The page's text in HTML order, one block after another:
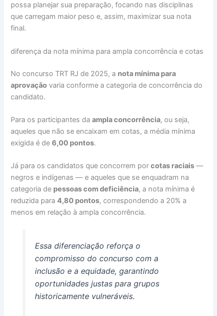
possa planejar sua preparação, focando nas disciplinas
que carregam maior peso e, assim, maximizar sua nota
final.
diferença da nota mínima para ampla concorrência e cotas
No concurso TRT RJ de 2025, a nota mínima para
aprovação varia conforme a categoria de concorrência do
candidato.
Para os participantes daampla concorrência, ou seja,
aqueles que não se encaixam em cotas, a média mínima
exigida é de6,00 pontos.
Já para os candidatos que concorrem porcotas raciais —
negros e indígenas — e aqueles que se enquadram na
categoria de pessoas com deficiência, a nota mínima é
reduzida para4,80 pontos, correspondendo a 20% a
menos em relação à ampla concorrência.
Essa diferenciação reforça o
compromisso do concurso com a
inclusão e a equidade, garantindo
oportunidades justas para grupos
historicamente vulneráveis.